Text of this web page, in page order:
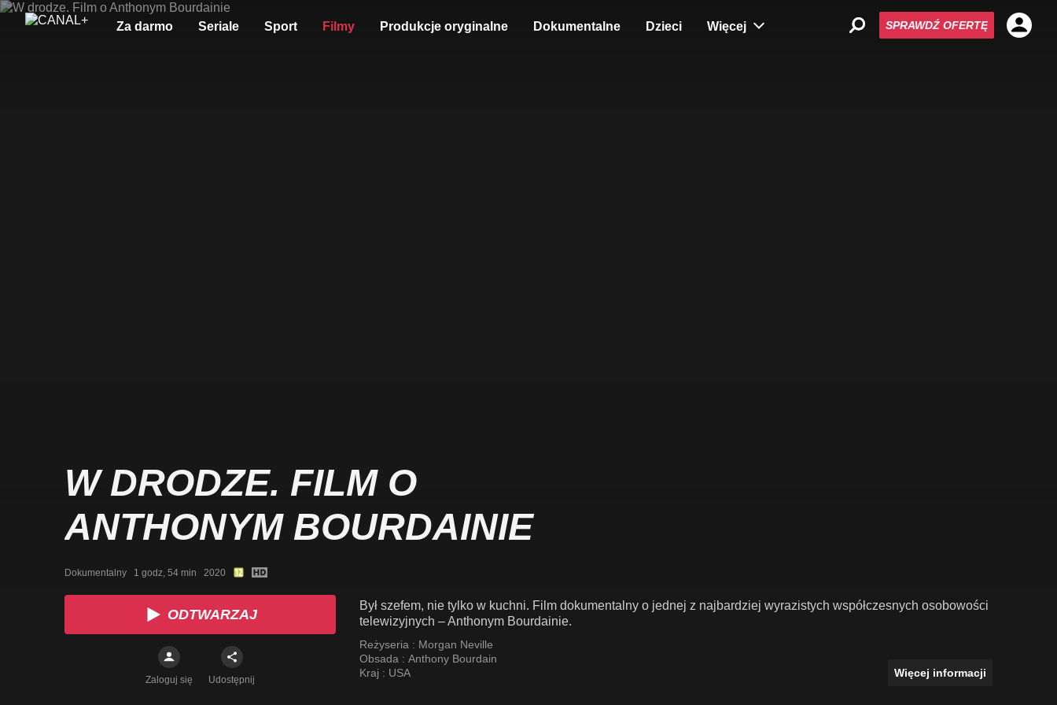
Za darmo Seriale Sport Filmy Produkcje oryginalne Dokumentalne Dzieci Więcej SPRAWDŹ OFERTĘ
W DRODZE. FILM O
ANTHONYM BOURDAINIE
Dokumentalny   1 godz, 54 min   2020
ODTWARZAJ
Zaloguj się Udostępnij
Był szefem, nie tylko w kuchni. Film dokumentalny o jednej z najbardziej wyrazistych współczesnych osobowości
telewizyjnych – Anthonym Bourdainie.
Reżyseria : Morgan Neville
Obsada : Anthony Bourdain
Kraj : USA Więcej informacji